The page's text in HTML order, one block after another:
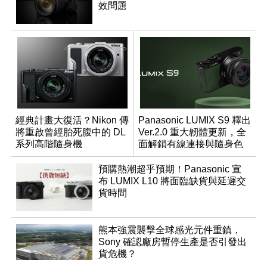
效問題
經典計畫大復活？Nikon 傳
將重啟曾經胎死腹中的 DL
系列高階隨身機
Panasonic LUMIX S9 釋出
Ver.2.0 重大韌體更新，全
面解鎖有線連接與隨身色
調編輯
預購熱潮超乎預期！Panasonic 宣
布 LUMIX L10 將面臨缺貨與延遲交
貨時間
熊本強震襲擊全球感光元件重鎮，
Sony 確認廠房暫停生產是否引發出
貨危機？